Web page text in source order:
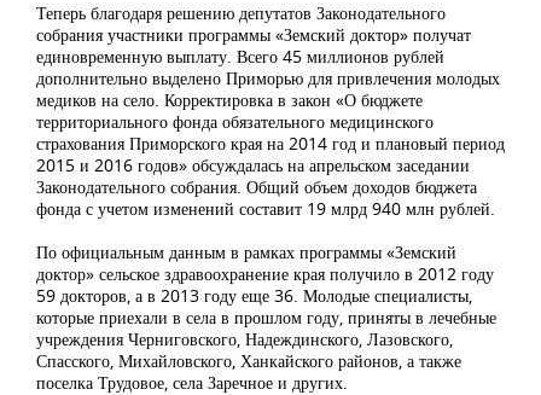
Теперь благодаря решению депутатов Законодательного
собрания участники программы «Земский доктор» получат
единовременную выплату. Всего 45 миллионов рублей
дополнительно выделено Приморью для привлечения молодых
медиков на село. Корректировка в закон «О бюджете
территориального фонда обязательного медицинского
страхования Приморского края на 2014 год и плановый период
2015 и 2016 годов» обсуждалась на апрельском заседании
Законодательного собрания. Общий объем доходов бюджета
фонда с учетом изменений составит 19 млрд 940 млн рублей.
По официальным данным в рамках программы «Земский
доктор» сельское здравоохранение края получило в 2012 году
59 докторов, а в 2013 году еще 36. Молодые специалисты,
которые приехали в села в прошлом году, приняты в лечебные
учреждения Черниговского, Надеждинского, Лазовского,
Спасского, Михайловского, Ханкайского районов, а также
поселка Трудовое, села Заречное и других.